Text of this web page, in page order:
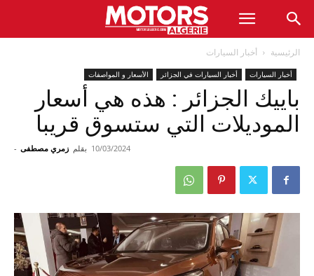
الرئيسية أخبار السيارات
أخبار السيارات أخبار السيارات في الجزائر الأسعار و المواصفات
باييك الجزائر : هذه هي أسعار
الموديلات التي ستسوق قريبا
بقلم زمري مصطفى - 10/03/2024